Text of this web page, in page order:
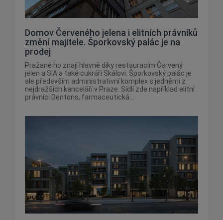
Domov Červeného jelena i elitních právníků
změní majitele. Šporkovský palác je na
prodej
Pražané ho znají hlavně díky restauracím Červený
jelen a SIA a také cukráři Skálovi. Šporkovský palác je
ale především administrativní komplex s jedněmi z
nejdražších kanceláří v Praze. Sídlí zde například elitní
právníci Dentons, farmaceutická...